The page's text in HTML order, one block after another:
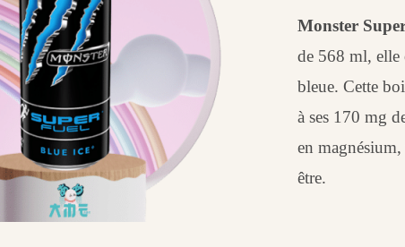
Monster
de 568 ml, elle
bleue. Cette
à ses 170 mg
en
être.